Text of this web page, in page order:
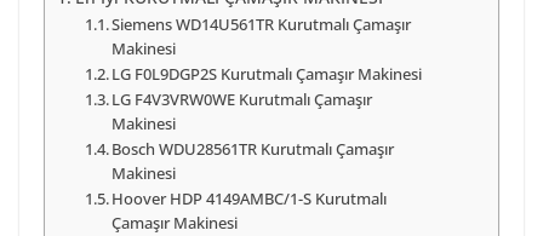
Siemens WD14U561TR Kurutmalı Çamaşır
Makinesi
LG F0L9DGP2S Kurutmalı Çamaşır Makinesi
LG F4V3VRW0WE Kurutmalı Çamaşır
Makinesi
Bosch WDU28561TR Kurutmalı Çamaşır
Makinesi
Hoover HDP 4149AMBC/1-S Kurutmalı
Çamaşır Makinesi